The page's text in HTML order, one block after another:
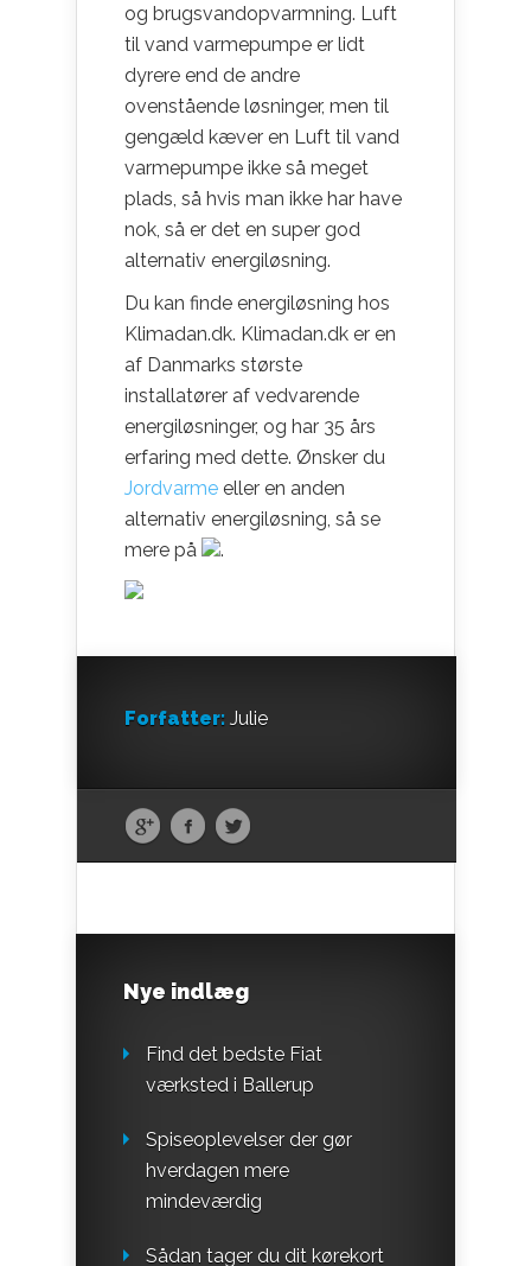
og brugsvandopvarmning. Luft
til vand varmepumpe er lidt
dyrere end de andre
ovenstående løsninger, men til
gengæld kæver en Luft til vand
varmepumpe ikke så meget
plads, så hvis man ikke har have
nok, så er det en super god
alternativ energiløsning.
Du kan finde energiløsning hos
Klimadan.dk. Klimadan.dk er en
af Danmarks største
installatører af vedvarende
energiløsninger, og har 35 års
erfaring med dette. Ønsker du
Jordvarme eller en anden
alternativ energiløsning, så se
mere på
.
Forfatter: Julie
Nye indlæg
Find det bedste Fiat
værksted i Ballerup
Spiseoplevelser der gør
hverdagen mere
mindeværdig
Sådan tager du dit kørekort